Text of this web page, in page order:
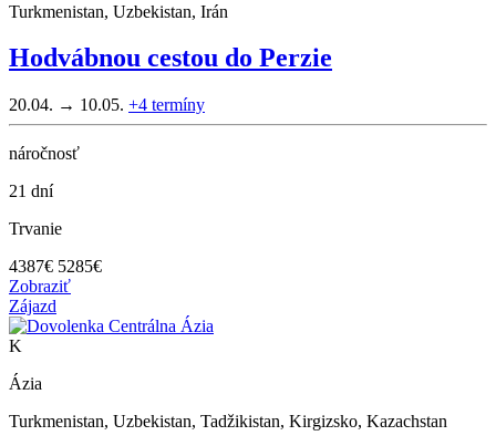
Turkmenistan, Uzbekistan, Irán
Hodvábnou cestou do Perzie
20.04. → 10.05. +4 termíny
náročnosť
21 dní
Trvanie
4387€ 5285€
Zobraziť
Zájazd
K
Ázia
Turkmenistan, Uzbekistan, Tadžikistan, Kirgizsko, Kazachstan